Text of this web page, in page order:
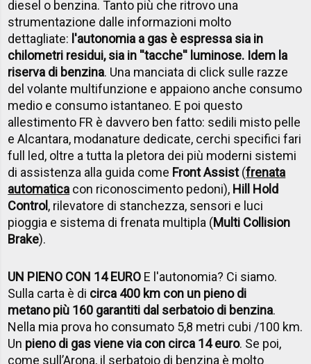
diesel o benzina. Tanto più che ritrovo una
strumentazione dalle informazioni molto
dettagliate: l'autonomia a gas è espressa sia in
chilometri residui, sia in ''tacche'' luminose. Idem la
riserva di benzina. Una manciata di click sulle razze
del volante multifunzione e appaiono anche consumo
medio e consumo istantaneo. E poi questo
allestimento FR è davvero ben fatto: sedili misto pelle
e Alcantara, modanature dedicate, cerchi specifici fari
full led, oltre a tutta la pletora dei più moderni sistemi
di assistenza alla guida come Front Assist(frenata
automatica con riconoscimento pedoni), Hill Hold
Control, rilevatore di stanchezza, sensori e luci
pioggia e sistema di frenata multipla (Multi Collision
Brake).
UN PIENO CON 14 EURO E l'autonomia? Ci siamo.
Sulla carta è di circa 400 km con un pieno di
metano più 160 garantiti dal serbatoio di benzina.
Nella mia prova ho consumato 5,8 metri cubi /100 km.
Un pieno di gas viene via con circa 14 euro. Se poi,
come sull’Arona, il serbatoio di benzina è molto